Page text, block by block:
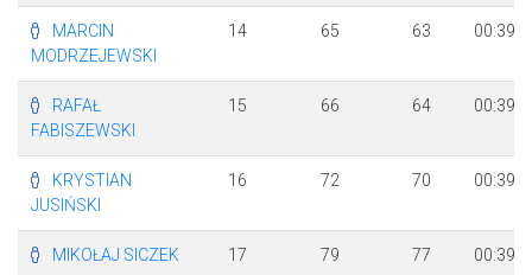
MARCIN
MODRZEJEWSKI
14 65 63
RAFAŁ
FABISZEWSKI
15 66 64
KRYSTIAN
JUSIŃSKI
16 72 70
MIKOŁAJ SICZEK 17 79 77